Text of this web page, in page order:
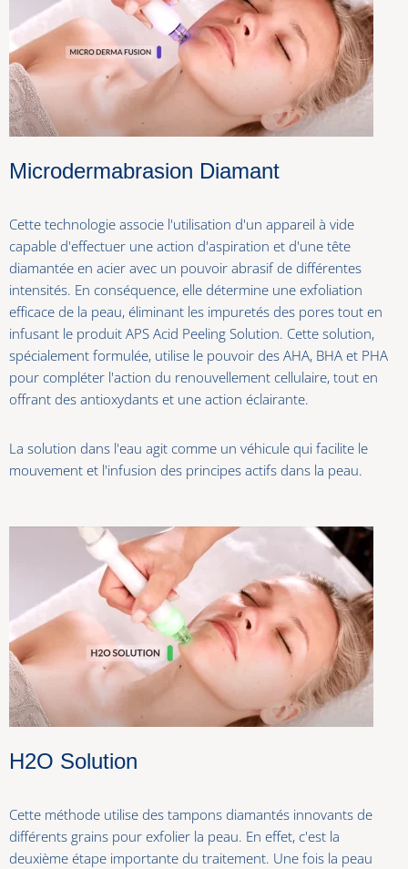
Microdermabrasion Diamant
Cette technologie associe l'utilisation d'un appareil à vide
capable d'effectuer une action d'aspiration et d'une tête
diamantée en acier avec un pouvoir abrasif de différentes
intensités. En conséquence, elle détermine une exfoliation
efficace de la peau, éliminant les impuretés des pores tout en
infusant le produit APS Acid Peeling Solution. Cette solution,
spécialement formulée, utilise le pouvoir des AHA, BHA et PHA
pour compléter l'action du renouvellement cellulaire, tout en
offrant des antioxydants et une action éclairante.
La solution dans l'eau agit comme un véhicule qui facilite le
mouvement et l'infusion des principes actifs dans la peau.
H2O Solution
Cette méthode utilise des tampons diamantés innovants de
différents grains pour exfolier la peau. En effet, c'est la
deuxième étape importante du traitement. Une fois la peau